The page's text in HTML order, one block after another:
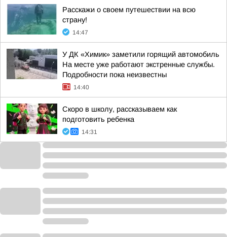
Расскажи о своем путешествии на всю
страну!
14:47
У ДК «Химик» заметили горящий автомобиль
На месте уже работают экстренные службы.
Подробности пока неизвестны
14:40
Скоро в школу, рассказываем как
подготовить ребенка
14:31